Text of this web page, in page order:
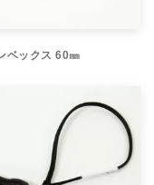
ベックス 60㎜